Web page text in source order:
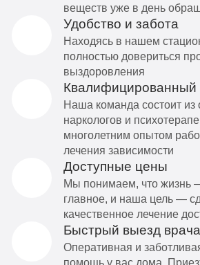
веществ уже в день
Удобство и забота
Находясь в нашем
полностью довериться
выздоровления
Квалифицированный
Наша команда состоит из
наркологов и
многолетним опытом
лечения зависимости
Доступные цены
Мы понимаем, что жизнь
главное, и наша цель —
качественное лечение
Быстрый выезд
Оперативная и
помощь у вас дома.